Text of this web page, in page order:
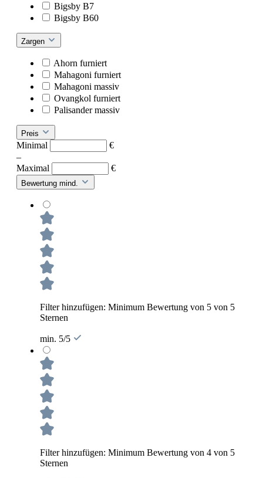
Bigsby B7
Bigsby B60
Zargen
Ahorn furniert
Mahagoni furniert
Mahagoni massiv
Ovangkol furniert
Palisander massiv
Preis
Minimal
€
–
Maximal
€
Bewertung mind.
Filter hinzufügen: Minimum Bewertung von 5 von 5
Sternen
min. 5/5
Filter hinzufügen: Minimum Bewertung von 4 von 5
Sternen